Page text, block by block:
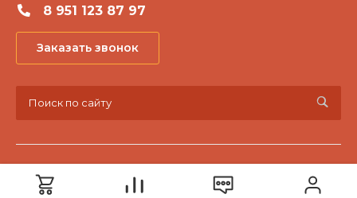
8 951 123 87 97
Заказать звонок
© 2026 «Раскрась детство», Все права защищены